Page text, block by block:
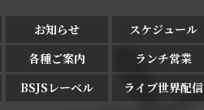
お知らせ スケジュール
各種ご案内 ランチ営業
BSJSレーベル ライブ世界配信